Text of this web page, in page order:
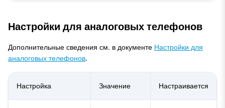
Настройки для аналоговых телефонов
Дополнительные сведения см. в документе Настройки для
аналоговых телефонов.
Настройка Значение Настраивается